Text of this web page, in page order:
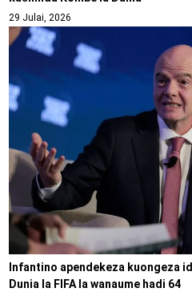
29 Julai, 2026
Infantino apendekeza kuongeza
Dunia la FIFA la wanaume hadi 64